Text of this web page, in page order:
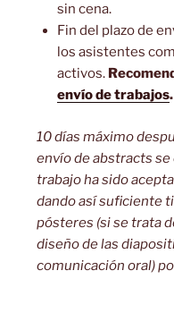
sin cena.
Fin del plazo de
los asistentes
activos.
envío de trabajos.
10 días máximo
envío de abstracts
trabajo ha sido
dando así suficiente
pósteres (si se trata
diseño de las
comunicación oral)